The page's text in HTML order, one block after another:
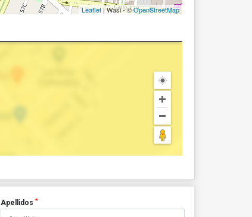
Leaflet | Wasi - ©OpenStreetMap
Apellidos *